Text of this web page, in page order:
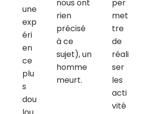
une
exp
éri
en
ce
plu
s
dou
nous ont
rien
précisé
à ce
sujet), un
homme
meurt.
per
met
tre
de
réali
ser
les
acti
vité